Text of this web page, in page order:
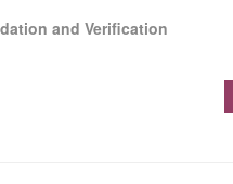
and Verification